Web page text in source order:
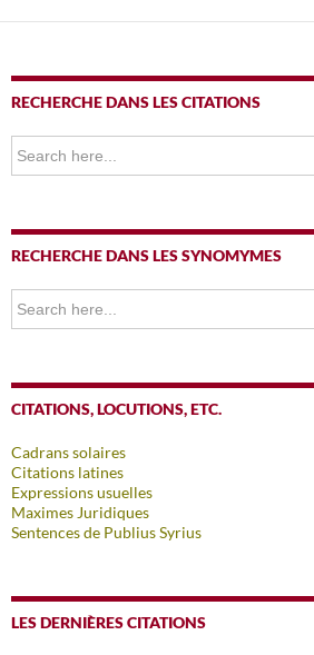
RECHERCHE DANS LES CITATIONS
Search
for:
RECHERCHE DANS LES SYNOMYMES
Search
for:
CITATIONS, LOCUTIONS, ETC.
Cadrans solaires
Citations latines
Expressions usuelles
Maximes Juridiques
Sentences de Publius Syrius
LES DERNIÈRES CITATIONS